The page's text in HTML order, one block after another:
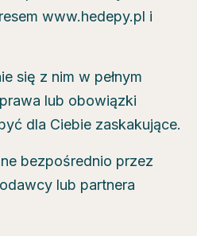
www.hedepy.pl i
się z nim w pełnym
lub obowiązki
dla Ciebie zaskakujące.
bezpośrednio przez
lub partnera